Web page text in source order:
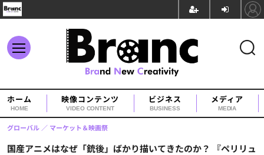
ホーム
HOME
映像コンテンツ
VIDEO CONTENT
ビジネス
BUSINESS
メディア
MEDIA
国産アニメはなぜ「銃後」ばかり描いてきたのか？ 『ペリリュ
グローバル マーケット＆映画祭